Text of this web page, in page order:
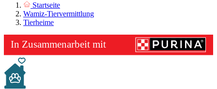
Startseite
Wamiz-Tiervermittlung
Tierheime